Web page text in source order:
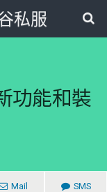
私服
功能和裝
Mail SMS